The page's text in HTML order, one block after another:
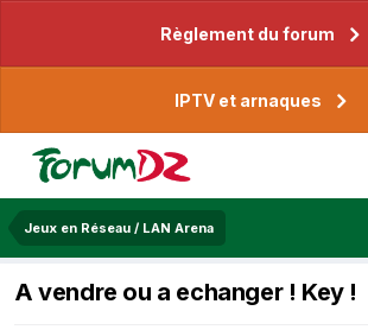
Règlement du forum
IPTV et arnaques
Jeux en Réseau / LAN Arena
A vendre ou a echanger ! Key !